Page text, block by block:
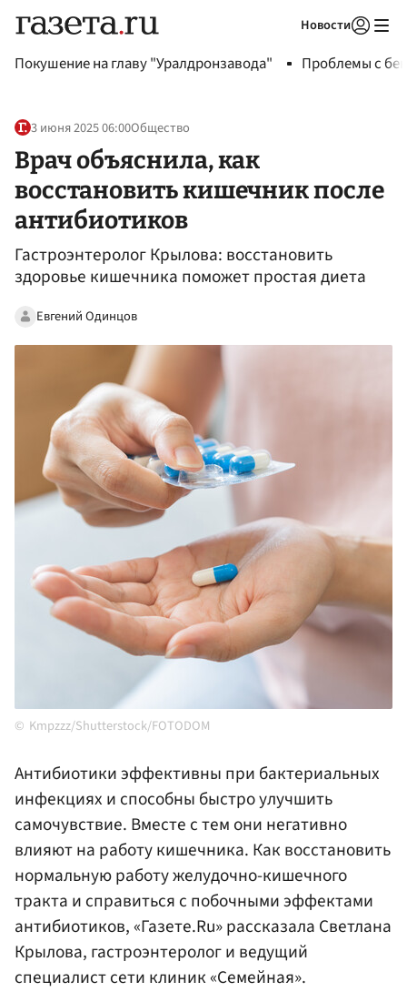
Новости
Покушение на главу "Уралдронзавода" Проблемы с
3 июня 2025 06:00Общество
Врач объяснила, как
восстановить кишечник после
антибиотиков
Гастроэнтеролог Крылова: восстановить
здоровье кишечника поможет простая диета
Евгений Одинцов
Kmpzzz/Shutterstock/FOTODOM
Антибиотики эффективны при бактериальных
инфекциях и способны быстро улучшить
самочувствие. Вместе с тем они негативно
влияют на работу кишечника. Как восстановить
нормальную работу желудочно-кишечного
тракта и справиться с побочными эффектами
антибиотиков, «Газете.Ru» рассказала Светлана
Крылова, гастроэнтеролог и ведущий
специалист сети клиник «Семейная».